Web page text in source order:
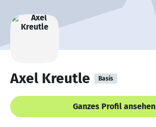
Axel Kreutle Basis
Ganzes Profil ansehen